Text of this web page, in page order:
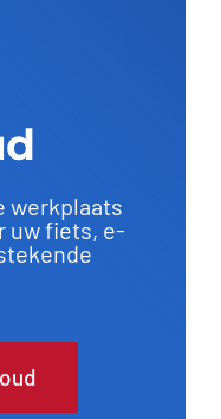
werkplaats
uw fiets, e-